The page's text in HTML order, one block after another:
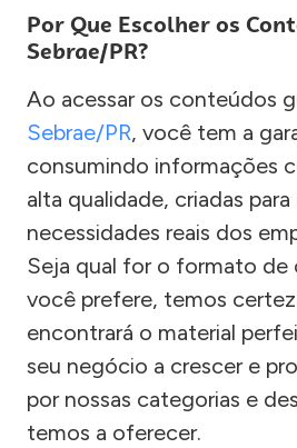
Por Que Escolher os
Sebrae/PR?
Ao acessar os conteúdos
Sebrae/PR, você tem a
consumindo informações
alta qualidade, criadas
necessidades reais dos
Seja qual for o formato
você prefere, temos
encontrará o material
seu negócio a crescer e
por nossas categorias e
temos a oferecer.